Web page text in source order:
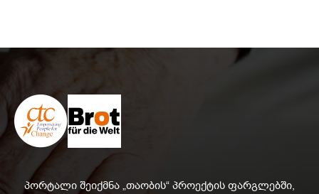
პორტალი შეიქმნა „თაობის“ პროექტის ფარგლებში,